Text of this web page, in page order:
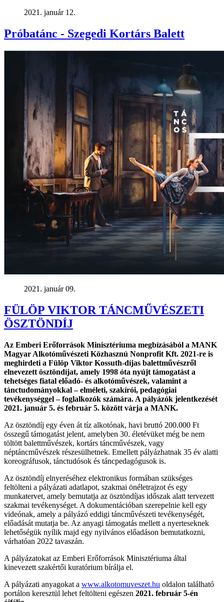
2021. január 12.
Próbatánc - Szegedi Kortárs Balett
2021. január 09.
FÜLÖP VIKTOR TÁNCMŰVÉSZETI
ÖSZTÖNDÍJ
Az Emberi Erőforrások Minisztériuma megbízásából a MANK
Magyar Alkotóművészeti Közhasznú Nonprofit Kft. 2021-re is
meghirdeti a Fülöp Viktor Kossuth-díjas balettművészről
elnevezett ösztöndíjat, amely 1998 óta nyújt támogatást a
tehetséges fiatal előadó- és alkotóművészek, valamint a
tánctudományokkal – elméleti, szakírói, pedagógiai
tevékenységgel – foglalkozók számára. A pályázók jelentkezését
2021. január 5. és február 5. között várja a MANK.
Az ösztöndíj egy éven át tíz alkotónak, havi bruttó 200.000 Ft
összegű támogatást jelent, amelyben 30. életévüket még be nem
töltött balettművészek, kortárs táncművészek, vagy
néptáncművészek részesülhetnek. Emellett pályázhatnak 35 év alatti
koreográfusok, tánctudósok és táncpedagógusok is.
Az ösztöndíj elnyeréséhez elektronikus formában szükséges
feltölteni a pályázati adatlapot, szakmai önéletrajzot és egy
munkatervet, amely bemutatja az ösztöndíjas időszak alatt tervezett
szakmai tevékenységet. A dokumentációban szerepelnie kell egy
videónak, amely a pályázó eddigi táncművészeti tevékenységét,
előadását mutatja be. Az anyagi támogatás mellett a nyerteseknek
lehetőségük nyílik majd egy nyilvános előadáson bemutatkozni,
várhatóan 2022 tavaszán.
A pályázatokat az Emberi Erőforrások Minisztériuma által
kinevezett szakértői kuratórium bírálja el.
A pályázati anyagokat a www.alkotomuveszet.hu oldalon található
portálon keresztül lehet feltölteni egészen 2021. február 5-én